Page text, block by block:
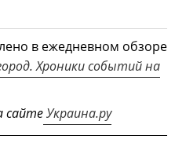
в ежедневном обзоре
Хроники событий на
сайтеУкраина.ру